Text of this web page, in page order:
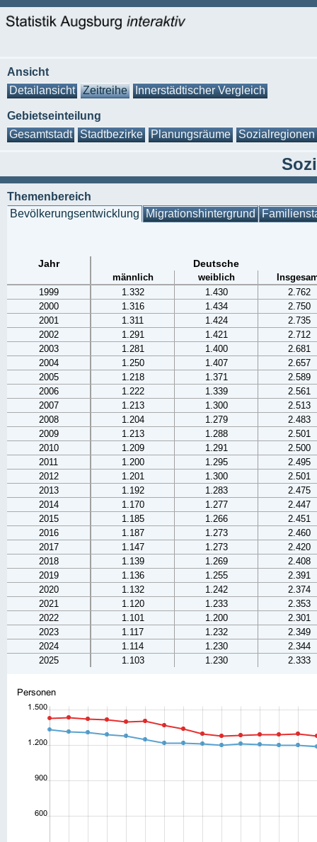
Ansicht
Detailansicht
Zeitreihe Innerstädtischer Vergleich
Gebietseinteilung
Gesamtstadt
Stadtbezirke Planungsräume Sozialregionen
Themenbereich
Bevölkerungsentwicklung Migrationshintergrund
Jahr Deutsche
männlich weiblich
1999
1.332 1.430
2.762
2000
1.316 1.434
2.750
2001
1.311 1.424
2.735
2002
1.291 1.421
2.712
2003
1.281 1.400
2.681
2004
1.250 1.407
2.657
2005
1.218 1.371
2.589
2006
1.222 1.339
2.561
2007
1.213 1.300
2.513
2008
1.204 1.279
2.483
2009
1.213 1.288
2.501
2010
1.209 1.291
2.500
2011
1.200 1.295
2.495
2012
1.201 1.300
2.501
2013
1.192 1.283
2.475
2014
1.170 1.277
2.447
2015
1.185 1.266
2.451
2016
1.187 1.273
2.460
2017
1.147 1.273
2.420
2018
1.139 1.269
2.408
2019
1.136 1.255
2.391
2020
1.132 1.242
2.374
2021
1.120 1.233
2.353
2022
1.101 1.200
2.301
2023
1.117 1.232
2.349
2024
1.114 1.230
2.344
2025
1.103 1.230 2.333